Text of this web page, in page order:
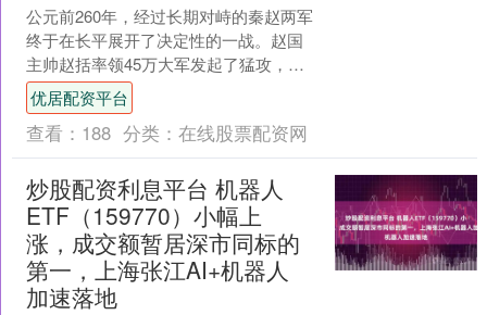
公元前260年，经过长期对峙的秦赵两军
终于在长平展开了决定性的一战。赵国
主帅赵括率领45万大军发起了猛攻，试
图击败秦军，却终究不敌，身亡，赵军
几乎全军覆没。这一....
优居配资平台
查看： 188 分类： 在线股票配资网
炒股配资利息平台 机器人
ETF（159770）小幅上
涨，成交额暂居深市同标的
第一，上海张江AI+机器人
加速落地